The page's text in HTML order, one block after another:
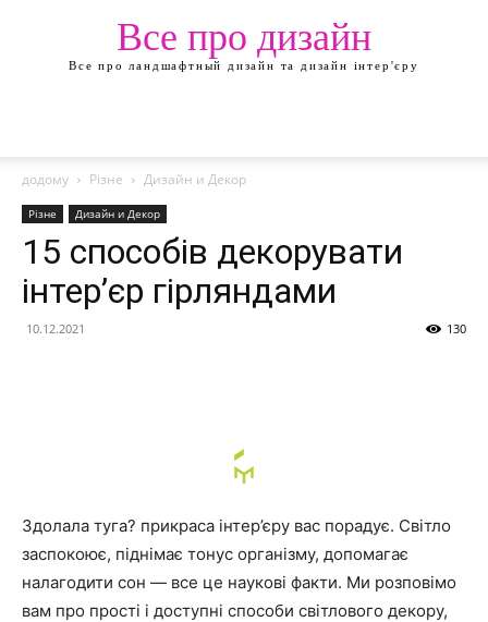
Все про дизайн
Все про ландшафтный дизайн та дизайн інтер'єру
додому Різне Дизайн и Декор
Різне Дизайн и Декор
15 способів декорувати
інтер’єр гірляндами
10.12.2021 130
Здолала туга? прикраса інтер’єру вас порадує. Світло
заспокоює, піднімає тонус організму, допомагає
налагодити сон — все це наукові факти. Ми розповімо
вам про прості і доступні способи світлового декору,